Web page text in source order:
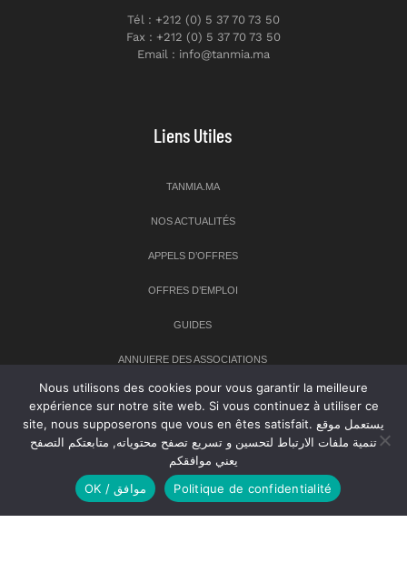
Tél : +212 (0) 5 37 70 73 50
Fax : +212 (0) 5 37 70 73 50
Email : info@tanmia.ma
Liens Utiles
TANMIA.MA
NOS ACTUALITÉS
APPELS D’OFFRES
OFFRES D’EMPLOI
GUIDES
ANNUIERE DES ASSOCIATIONS
Newsletter
Inscrivez-vous à notre newsletter pour recevoir les dernières
nouvelles sur TANMIA
Nous utilisons des cookies pour vous garantir la meilleure
expérience sur notre site web. Si vous continuez à utiliser ce
site, nous supposerons que vous en êtes satisfait. يستعمل موقع
تنمية ملفات الارتباط لتحسين و تسريع تصفح محتوياته, متابعتكم التصفح
يعني موافقكم
OK / موافق
Politique de confidentialité